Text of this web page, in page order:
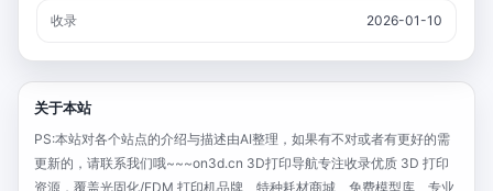
收录 2026-01-10
关于本站
PS:本站对各个站点的介绍与描述由AI整理，如果有不对或者有更好的需
更新的，请联系我们哦~~~on3d.cn 3D打印导航专注收录优质 3D 打印
资源，覆盖光固化/FDM 打印机品牌、特种耗材商城、免费模型库、专业